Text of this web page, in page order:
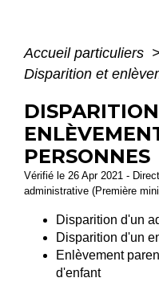
Accueil particuliers >
Disparition et
PERSONNES
Vérifié le 26 Apr 2021 -
administrative (Première
Disparition d'un
Disparition d'un
Enlèvement
d'enfant